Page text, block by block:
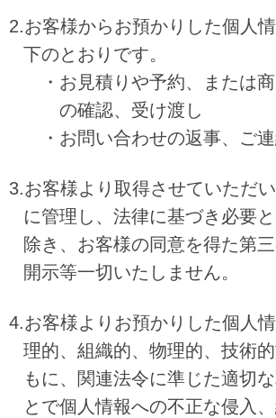
2.お客様からお預かりした個人
下のとおりです。
・お見積りや予約、または
の確認、受け渡し
・お問い合わせの返事、ご
3.お客様より取得させていただ
に管理し、法律に基づき必要
除き、お客様の同意を得た第
開示等一切いたしません。
4.お客様よりお預かりした個人
理的、組織的、物理的、技術
もに、関連法令に準じた適切
とで個人情報への不正な侵入、